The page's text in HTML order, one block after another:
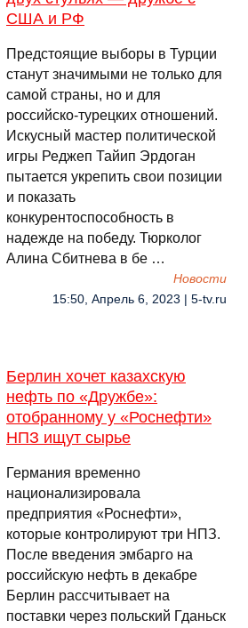
США и РФ
Предстоящие выборы в Турции
станут значимыми не только для
самой страны, но и для
российско-турецких отношений.
Искусный мастер политической
игры Реджеп Тайип Эрдоган
пытается укрепить свои позиции
и показать
конкурентоспособность в
надежде на победу. Тюрколог
Алина Сбитнева в бе …
Новости
15:50, Апрель 6, 2023 | 5-tv.ru
Берлин хочет казахскую
нефть по «Дружбе»:
отобранному у «Роснефти»
НПЗ ищут сырье
Германия временно
национализировала
предприятия «Роснефти»,
которые контролируют три НПЗ.
После введения эмбарго на
российскую нефть в декабре
Берлин рассчитывает на
поставки через польский Гданьск